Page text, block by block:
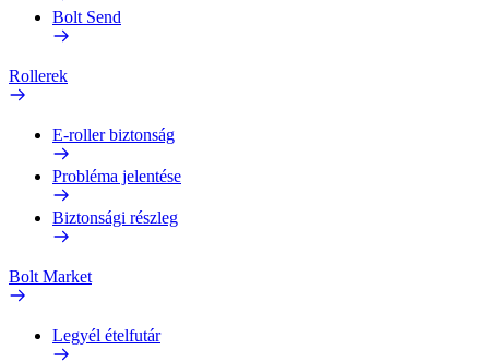
Bolt Send
Rollerek
E-roller biztonság
Probléma jelentése
Biztonsági részleg
Bolt Market
Legyél ételfutár